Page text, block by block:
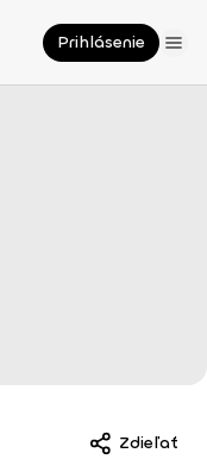
Prihlásenie
Zdieľať